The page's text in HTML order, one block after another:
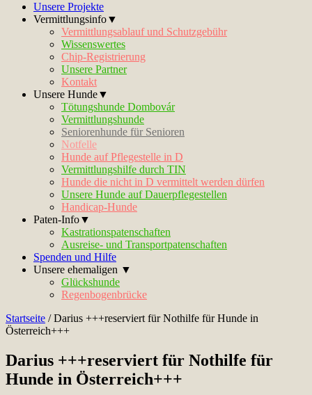
Unsere Projekte
Vermittlungsinfo▼
Vermittlungsablauf und Schutzgebühr
Wissenswertes
Chip-Registrierung
Unsere Partner
Kontakt
Unsere Hunde▼
Tötungshunde Dombovár
Vermittlungshunde
Seniorenhunde für Senioren
Notfelle
Hunde auf Pflegestelle in D
Vermittlungshilfe durch TIN
Hunde die nicht in D vermittelt werden dürfen
Unsere Hunde auf Dauerpflegestellen
Handicap-Hunde
Paten-Info▼
Kastrationspatenschaften
Ausreise- und Transportpatenschaften
Spenden und Hilfe
Unsere ehemaligen ▼
Glückshunde
Regenbogenbrücke
Startseite /Darius +++reserviert für Nothilfe für Hunde in
Österreich+++
Darius +++reserviert für Nothilfe für
Hunde in Österreich+++